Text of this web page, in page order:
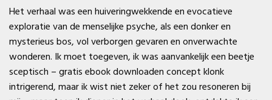
Het verhaal was een huiveringwekkende en evocatieve
exploratie van de menselijke psyche, als een donker en
mysterieus bos, vol verborgen gevaren en onverwachte
wonderen. Ik moet toegeven, ik was aanvankelijk een beetje
sceptisch – gratis ebook downloaden concept klonk
intrigerend, maar ik wist niet zeker of het zou resoneren bij